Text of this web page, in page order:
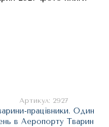
Артикул: 2927
працівники. Один
в Аеропорту Тварин